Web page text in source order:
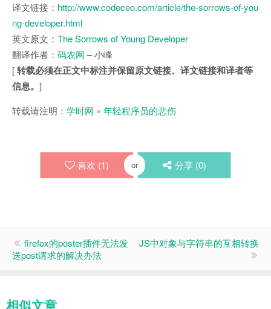
译文链接： http://www.codeceo.com/article/the-sorrows-of-you
ng-developer.html
英文原文： The Sorrows of Young Developer
翻译作者： 码农网 – 小峰
[转载必须在正文中标注并保留原文链接、译文链接和译者等
信息。 ]
转载请注明： 学时网 » 年轻程序员的悲伤
喜欢 (1) or 分享 (0)
firefox的poster插件无法发
送post请求的解决办法
JS中对象与字符串的互相转换
相似文章